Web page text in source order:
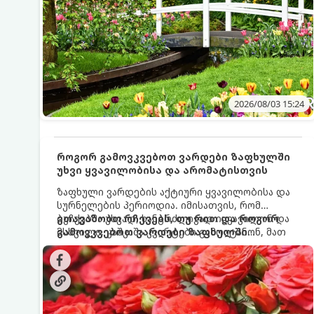
2026/08/03 15:24
როგორ გამოვკვებოთ ვარდები ზაფხულში
უხვი ყვავილობისა და არომატისთვის
ზაფხული ვარდების აქტიური ყვავილობისა და
სურნელების პერიოდია. იმისათვის, რომ
ბუჩქებმა უხვად, ხანგრძლივად იყვავილონ და
მსხვილი, კაშკაშა კვირტები გამოიტანონ, მათ
რეგულარული და სწორი გამოკვება
სჭირდებათ. ზაფხულის პერიოდში მცენარის
მოთხოვნილებები იცვლება, ამიტომ
მნიშვნელოვანია ვიცოდეთ, რომელი სასუქები
გამოიყენება ამ დროს.
გთავაზობთ რჩევებს, თუ რით და როგორ
გამოვკვებოთ ვარდები ზაფხულში
საუკეთესო შედეგის მისაღწევად: